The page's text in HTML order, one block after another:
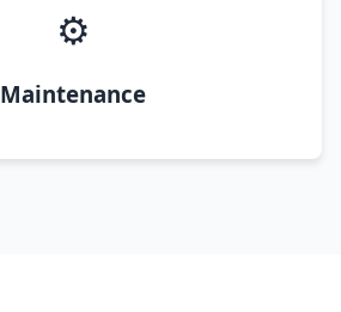
⚙️
Maintenance